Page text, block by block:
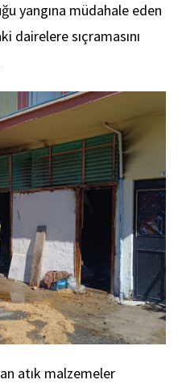
yangına müdahale eden
dairelere sıçramasını
atık malzemeler